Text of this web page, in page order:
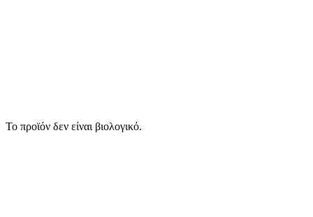
Το προϊόν δεν είναι βιολογικό.